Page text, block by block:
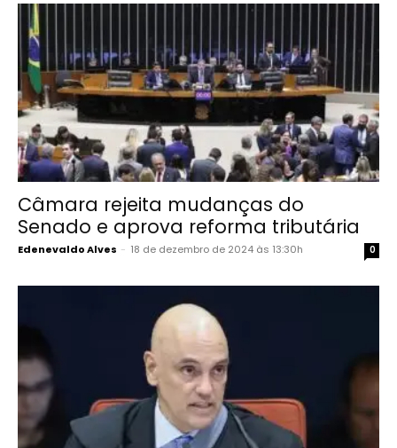
Câmara rejeita mudanças do
Senado e aprova reforma tributária
Edenevaldo Alves - 18 de dezembro de 2024 às 13:30h 0